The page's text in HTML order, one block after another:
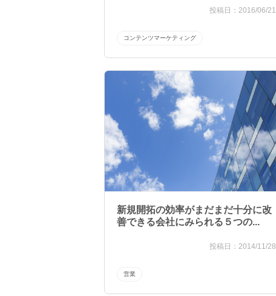
2016/06/21
コンテンツマーケティング
新規開拓の効率がまだまだ十分に改
善できる会社にみられる５つの...
2014/11/28
営業